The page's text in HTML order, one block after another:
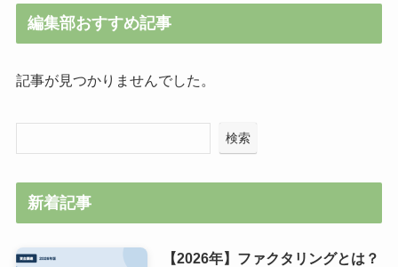
編集部おすすめ記事
記事が見つかりませんでした。
検索
新着記事
【2026年】ファクタリングとは？